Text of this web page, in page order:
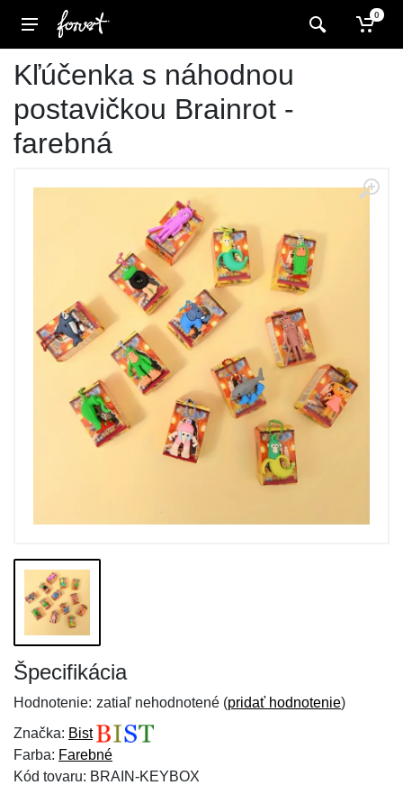
0
Kľúčenka s náhodnou
postavičkou Brainrot -
farebná
Špecifikácia
Hodnotenie: zatiaľ nehodnotené (pridať hodnotenie)
Značka: Bist
Farba: Farebné
Kód tovaru: BRAIN-KEYBOX